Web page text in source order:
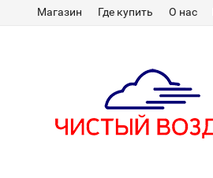
Магазин Где купить О нас